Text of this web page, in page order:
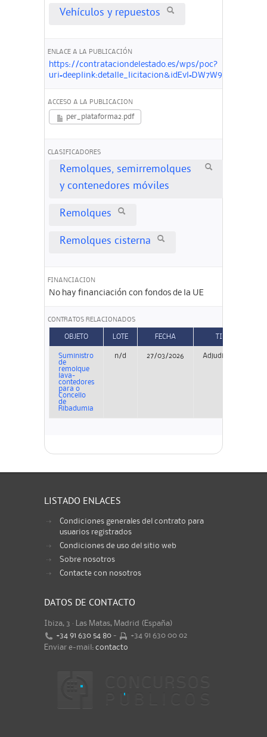
Vehículos y repuestos
ENLACE A LA PUBLICACIÓN
https://contrataciondelestado.es/wps/poc?
ACCESO A LA PUBLICACION
per_plataforma2.pdf
CLASIFICADORES
Remolques, semirremolques
y contenedores móviles
Remolques
Remolques cisterna
FINANCIACION
No hay financiación con fondos de la UE
CONTRATOS RELACIONADOS
OBJETO LOTE FECHA
Suministro
de
remolque
lava-
contedores
para o
Concello
de
Ribadumia
n/d 27/03/2026 Adjudicación
LISTADO ENLACES
Condiciones generales del contrato para
usuarios registrados
Condiciones de uso del sitio web
Sobre nosotros
Contacte con nosotros
DATOS DE CONTACTO
Ibiza, 3 · Las Matas, Madrid (España)
+34 91 630 54 80 -
+34 91 630 00 02
Enviar e-mail: contacto